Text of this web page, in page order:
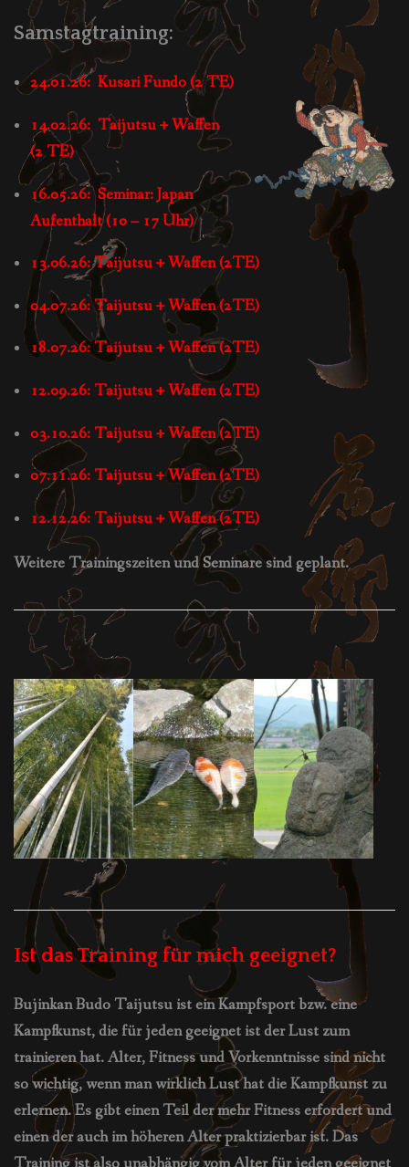
Samstagtraining:
24.01.26: Kusari Fundo (2 TE)
14.02.26: Taijutsu + Waffen
(2 TE)
16.05.26: Seminar: Japan
Aufenthalt (10 – 17 Uhr)
13.06.26: Taijutsu + Waffen (2TE)
04.07.26: Taijutsu + Waffen (2TE)
18.07.26: Taijutsu + Waffen (2TE)
12.09.26: Taijutsu + Waffen (2TE)
03.10.26: Taijutsu + Waffen (2TE)
07.11.26: Taijutsu + Waffen (2TE)
12.12.26: Taijutsu + Waffen (2TE)
Weitere Trainingszeiten und Seminare sind geplant.
Ist das Training für mich geeignet?
Bujinkan Budo Taijutsu ist ein Kampfsport bzw. eine
Kampfkunst, die für jeden geeignet ist der Lust zum
trainieren hat. Alter, Fitness und Vorkenntnisse sind nicht
so wichtig, wenn man wirklich Lust hat die Kampfkunst zu
erlernen. Es gibt einen Teil der mehr Fitness erfordert und
einen der auch im höheren Alter praktizierbar ist. Das